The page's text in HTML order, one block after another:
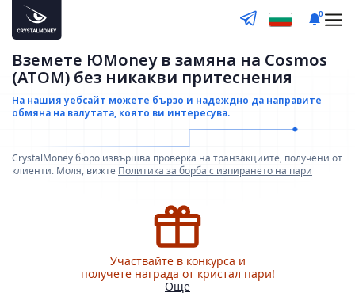
0
Вземете ЮMoney в замяна на Cosmos
(ATOM) без никакви притеснения
На нашия уебсайт можете бързо и надеждно да направите
обмяна на валутата, която ви интересува.
CrystalMoney бюро извършва проверка на транзакциите, получени от
клиенти. Моля, вижте Политика за борба с изпирането на пари
Участвайте в конкурса и
получете награда от кристал пари!
Още